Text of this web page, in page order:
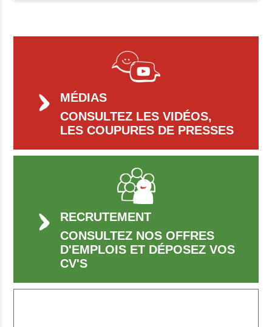
MÉDIAS
CONSULTEZ LES VIDÉOS,
LES COUPURES DE PRESSES
RECRUTEMENT
CONSULTEZ NOS OFFRES
D'EMPLOIS ET DÉPOSEZ VOS
CV'S